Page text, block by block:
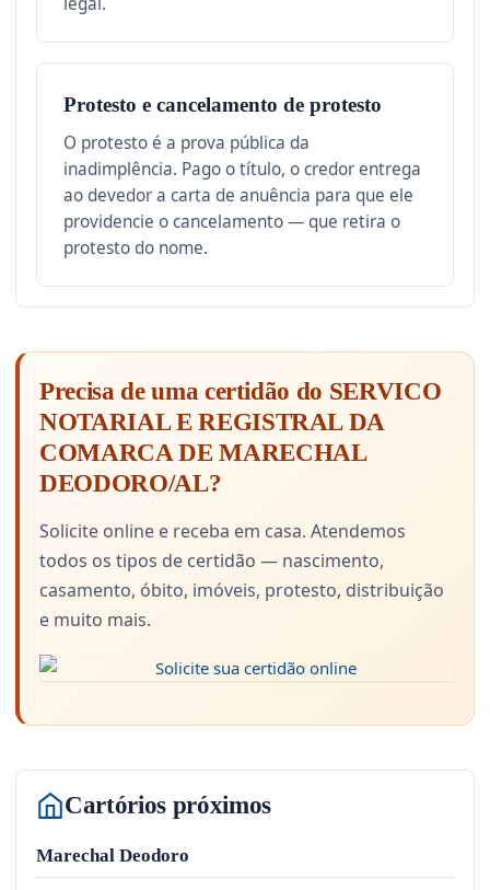
Protesto e cancelamento de protesto
O protesto é a prova pública da
inadimplência. Pago o título, o credor entrega
ao devedor a carta de anuência para que ele
providencie o cancelamento — que retira o
protesto do nome.
Precisa de uma certidão do SERVICO
NOTARIAL E REGISTRAL DA
COMARCA DE MARECHAL
DEODORO/AL?
Solicite online e receba em casa. Atendemos
todos os tipos de certidão — nascimento,
casamento, óbito, imóveis, protesto, distribuição
e muito mais.
Cartórios próximos
Marechal Deodoro